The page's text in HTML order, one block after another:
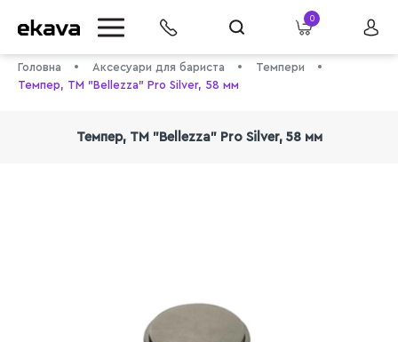
0
Головна Аксесуари для бариста
Темпери
Темпер, ТМ "Bellezza" Pro Silver, 58 мм
Темпер, ТМ "Bellezza" Pro Silver, 58 мм